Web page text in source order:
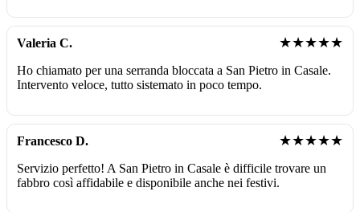
Valeria C. ★★★★★
Ho chiamato per una serranda bloccata a San Pietro in Casale.
Intervento veloce, tutto sistemato in poco tempo.
Francesco D. ★★★★★
Servizio perfetto! A San Pietro in Casale è difficile trovare un
fabbro così affidabile e disponibile anche nei festivi.